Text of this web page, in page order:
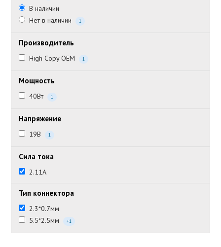
В наличии
Нет в наличии
1
Производитель
High Copy OEM 1
Мощность
40Вт 1
Напряжение
19В 1
Сила тока
2.11А
Тип коннектора
2.3*0.7мм
5.5*2.5мм
+1